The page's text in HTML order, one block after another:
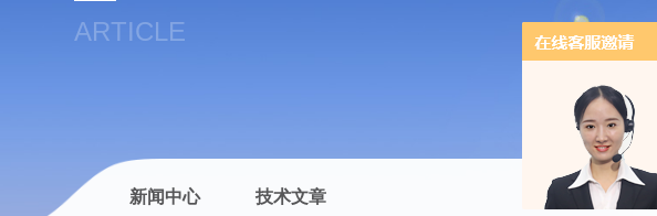
ARTICLE
新闻中心 技术文章